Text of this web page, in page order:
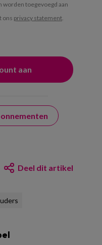
worden toegevoegd aan
ons privacy statement.
Deel dit artikel